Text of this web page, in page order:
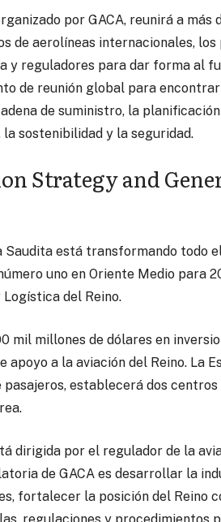
por GACA, reunirá a
de aerolíneas internacionales,
y reguladores para dar forma al
de reunión global para
de suministro, la
sostenibilidad y la seguridad.
Strategy and
está transformando todo
uno en Oriente Medio para
del Reino.
mil millones de dólares en
apoyo a la aviación del Reino. La
establecerá dos
dirigida por el regulador de la
de GACA es desarrollar la
fortalecer la posición del Reino